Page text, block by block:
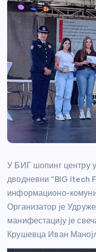
У БИГ шопинг центру
дводневни “BIG Itech
информационо-
Организатор је
манифестацију је
Крушевца Иван